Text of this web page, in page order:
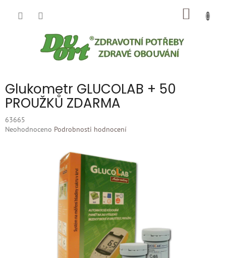
Glukometr GLUCOLAB + 50
PROUŽKŮ ZDARMA
63665
Průměrné
Neohodnoceno Podrobnosti hodnocení